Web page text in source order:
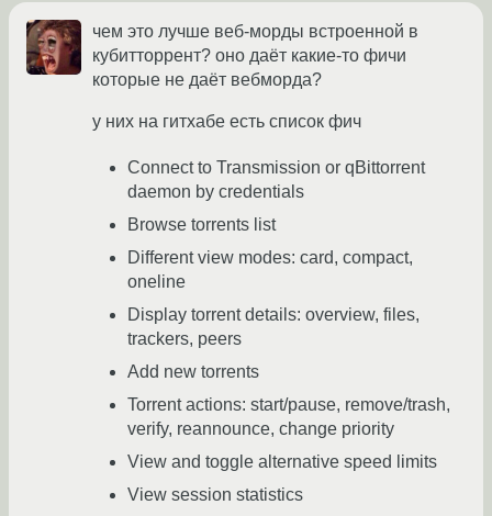
чем это лучше веб-морды встроенной в
кубитторрент? оно даёт какие-то фичи
которые не даёт вебморда?
у них на гитхабе есть список фич
Connect to Transmission or qBittorrent
daemon by credentials
Browse torrents list
Different view modes: card, compact,
oneline
Display torrent details: overview, files,
trackers, peers
Add new torrents
Torrent actions: start/pause, remove/trash,
verify, reannounce, change priority
View and toggle alternative speed limits
View session statistics